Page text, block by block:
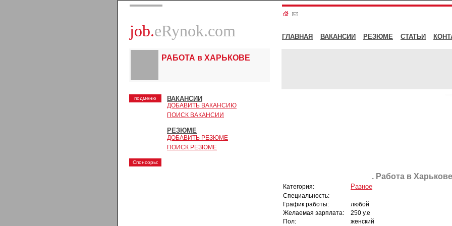
job.eRynok.com ГЛАВНАЯ ВАКАНСИИ РЕЗЮМЕ СТАТЬИ
РАБОТА в ХАРЬКОВЕ
подменю ВАКАНСИИ
ДОБАВИТЬ ВАКАНСИЮ
ПОИСК ВАКАНСИИ
РЕЗЮМЕ
ДОБАВИТЬ РЕЗЮМЕ
ПОИСК РЕЗЮМЕ
Спонсоры:
. Работа в
Категория: Разное
Специальность:
График работы:
любой
Желаемая зарплата:
250 у.е
Пол:
женский